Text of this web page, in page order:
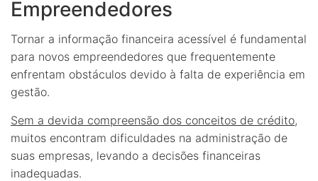
Empreendedores
Tornar a informação financeira acessível é fundamental
para novos empreendedores que frequentemente
enfrentam obstáculos devido à falta de experiência em
gestão.
Sem a devida compreensão dos conceitos de crédito,
muitos encontram dificuldades na administração de
suas empresas, levando a decisões financeiras
inadequadas.